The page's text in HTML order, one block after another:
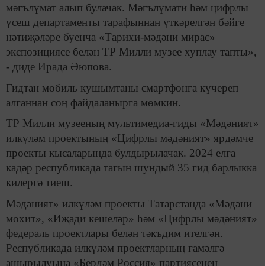
мәгълүмат алып булачак. Мәгълүмати һәм цифрлы
үсеш департаменты тарафыннан үткәрелгән бәйге
нәтиҗәләре буенча «Тарихи-мәдәни мирас»
экспозициясе белән ТР Милли музее хуплау тапты»,
- диде Ирада Әюпова.
Гидтан мобиль кушымтаны смартфонга күчереп
алганнан соң файдаланырга мөмкин.
ТР Милли музееның мультимедиа-гиды «Мәдәният»
илкүләм проектының «Цифрлы мәдәният» ярдәмче
проекты кысаларында булдырылачак. 2024 елга
кадәр республикада тагын шундый 35 гид барлыкка
килергә тиеш.
Мәдәният» илкүләм проекты Татарстанда «Мәдәни
мохит», «Иҗади кешеләр» һәм «Цифрлы мәдәният»
федераль проектлары белән тәкъдим ителгән.
Республикада илкүләм проектларның гамәлгә
ашырылуына «Бердәм Россия» партиясенең